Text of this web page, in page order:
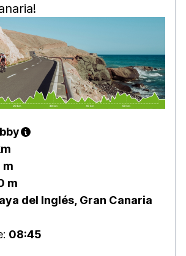
m
m
del Inglés, Gran Canaria
08:45